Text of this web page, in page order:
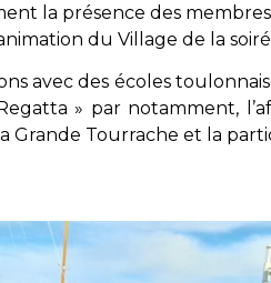
la présence des
du Village de la
avec des écoles
» par notamment,
Grande Tourrache et la